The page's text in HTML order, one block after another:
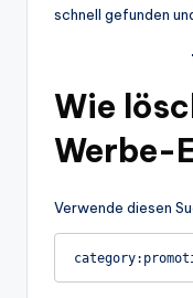
schnell gefunden
Wie
Werbe-
Verwende diesen